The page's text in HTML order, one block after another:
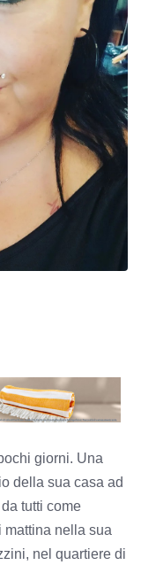
giorni. Una
della sua casa ad
tutti come
mattina nella sua
nel quartiere di